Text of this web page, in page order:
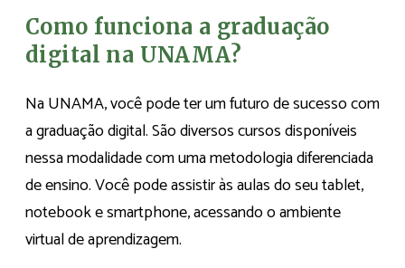
Como funciona a graduação
digital na UNAMA?
Na UNAMA, você pode ter um futuro de sucesso com
a graduação digital. São diversos cursos disponíveis
nessa modalidade com uma metodologia diferenciada
de ensino. Você pode assistir às aulas do seu tablet,
notebook e smartphone, acessando o ambiente
virtual de aprendizagem.